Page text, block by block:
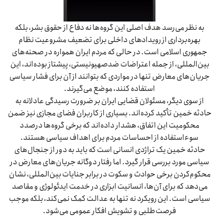
به نظر می‌رسد هدف اصلی این گروه‌ها نه دفاع از حقوق بشر، بلکه
بهره‌برداری از رویدادهای داخلی برای تضعیف مشروعیت نظام
جمهوری اسلامی است. در حالی که مردم ایران همواره در صحنه‌های
بین‌المللی، از جمله اعتراضات ضدصهیونیستی، پیشتاز بوده‌اند، این
جریان‌های معارض تنها در مواردی که بتوانند از آن برای فشار سیاسی
استفاده کنند، موضع می‌گیرند.
از سوی دیگر، مسئولان قضایی ایران بر ضرورت رسیدگی عادلانه به
حادثه خمین تأکید کرده‌اند. بسیاری از کاربران فضای مجازی نیز ضمن
محکومیت این اتفاق، هشدار داده‌اند که برخی گروه‌ها درصدد
سوءاستفاده از احساسات مردم برای اهداف سیاسی هستند.
حادثه خمین یک تراژدی انسانی است که باید به دور از جنجال‌های
سیاسی مورد بررسی قرار گیرد. اما رفتار دوگانه جریان‌های معارض در
محکوم‌کردن برخی حوادث و سکوت در برابر جنایات بین‌المللی، نشان
می‌دهد که برای آن‌ها، انسانیت ابزاری در خدمت ایدئولوژی و مقاصد
سیاسی است. این رویکرد نه تنها به عدالت کمک نمی‌کند، بلکه موجب
فرصت‌طلبی و تشویش افکار عمومی می‌شود.